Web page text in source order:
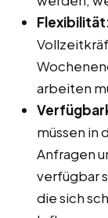
arbeiten
müssen in
Anfragen
verfügbar
die sich